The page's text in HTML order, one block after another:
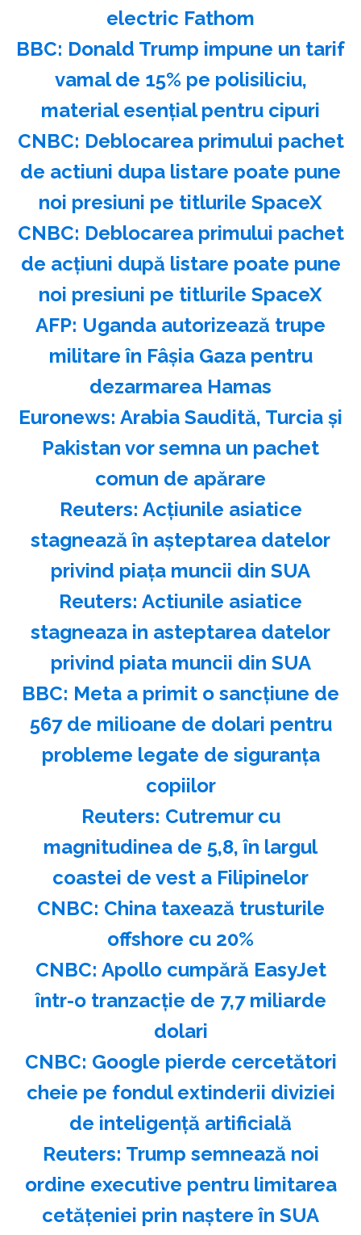
electric Fathom
BBC: Donald Trump impune un tarif
vamal de 15% pe polisiliciu,
material esenţial pentru cipuri
CNBC: Deblocarea primului pachet
de actiuni dupa listare poate pune
noi presiuni pe titlurile SpaceX
CNBC: Deblocarea primului pachet
de acţiuni după listare poate pune
noi presiuni pe titlurile SpaceX
AFP: Uganda autorizează trupe
militare în Fâşia Gaza pentru
dezarmarea Hamas
Euronews: Arabia Saudită, Turcia şi
Pakistan vor semna un pachet
comun de apărare
Reuters: Acţiunile asiatice
stagnează în aşteptarea datelor
privind piaţa muncii din SUA
Reuters: Actiunile asiatice
stagneaza in asteptarea datelor
privind piata muncii din SUA
BBC: Meta a primit o sancţiune de
567 de milioane de dolari pentru
probleme legate de siguranţa
copiilor
Reuters: Cutremur cu
magnitudinea de 5,8, în largul
coastei de vest a Filipinelor
CNBC: China taxează trusturile
offshore cu 20%
CNBC: Apollo cumpără EasyJet
într-o tranzacţie de 7,7 miliarde
dolari
CNBC: Google pierde cercetători
cheie pe fondul extinderii diviziei
de inteligenţă artificială
Reuters: Trump semnează noi
ordine executive pentru limitarea
cetăţeniei prin naştere în SUA